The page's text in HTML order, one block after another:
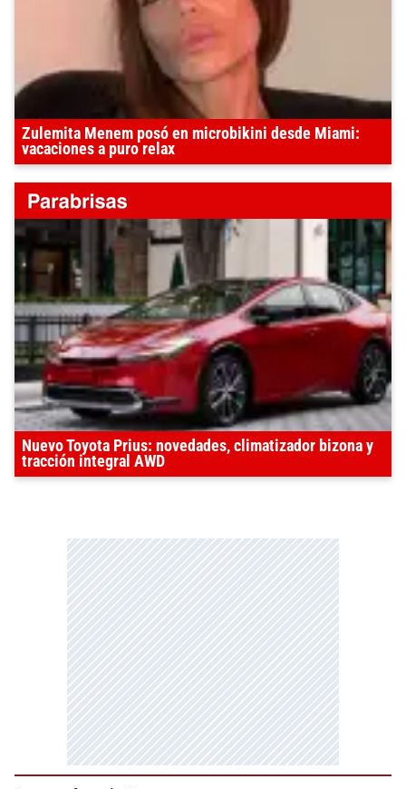
Zulemita Menem posó en microbikini desde Miami:
vacaciones a puro relax
Nuevo Toyota Prius: novedades, climatizador bizona y
tracción integral AWD